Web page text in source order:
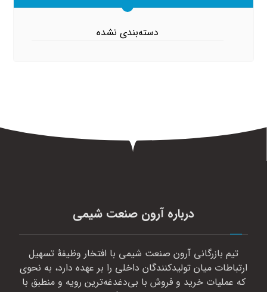
دسته‌بندی نشده
درباره آرون صنعت شیمی
تیم بازرگانی آرون صنعت شیمی با افتخار وظیفهٔ تسهیل
ارتباطات میان تولیدکنندگان داخلی را بر عهده دارد، به نحوی
که عملیات خرید و فروش با بی‌دغدغه‌ترین رویه و منطبق با